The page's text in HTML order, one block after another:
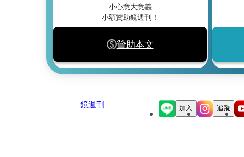
小心意大意義
小額贊助鏡週刊！
贊助本文
鏡週刊 加入 追蹤